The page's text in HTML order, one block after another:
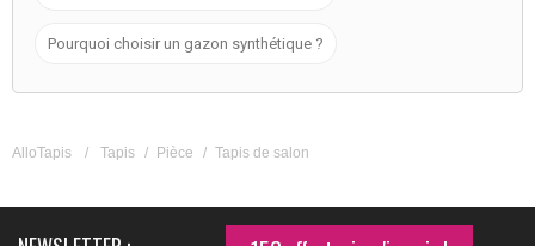
Pourquoi choisir un gazon synthétique ?
AlloTapis / Tapis / Pièce / Tapis de salon